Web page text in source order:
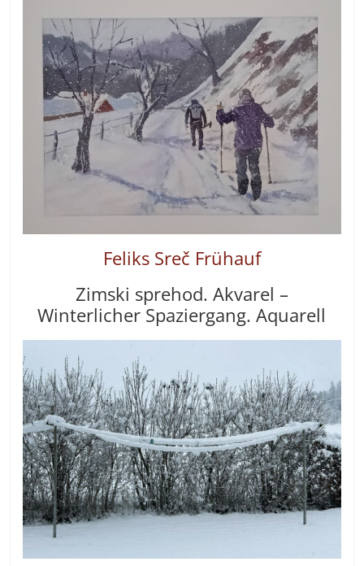
Feliks Sreč Frühauf
Zimski sprehod. Akvarel –
Winterlicher Spaziergang. Aquarell